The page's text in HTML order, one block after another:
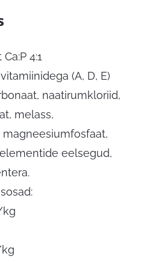
4:1
(A, D, E)
naatirumkloriid,
melass,
eelsegud,
kg